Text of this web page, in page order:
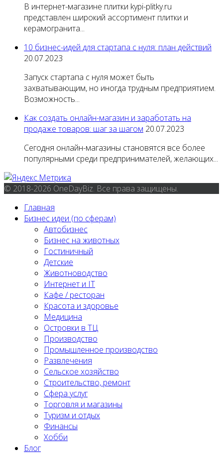
В интернет-магазине плитки kypi-plitky.ru
представлен широкий ассортимент плитки и
керамогранита...
10 бизнес-идей для стартапа с нуля: план действий
20.07.2023
Запуск стартапа с нуля может быть
захватывающим, но иногда трудным предприятием.
Возможность...
Как создать онлайн-магазин и заработать на
продаже товаров: шаг за шагом 20.07.2023
Сегодня онлайн-магазины становятся все более
популярными среди предпринимателей, желающих...
© 2018-2026 OneDayBiz. Все права защищены.
Главная
Бизнес идеи (по сферам)
Автобизнес
Бизнес на животных
Гостиничный
Детские
Животноводство
Интернет и IT
Кафе / ресторан
Красота и здоровье
Медицина
Островки в ТЦ
Производство
Промышленное производство
Развлечения
Сельское хозяйство
Строительство, ремонт
Сфера услуг
Торговля и магазины
Туризм и отдых
Финансы
Хобби
Блог